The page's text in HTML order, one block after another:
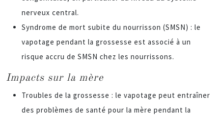
nerveux central.
Syndrome de mort subite du nourrisson (SMSN) : le
vapotage pendant la grossesse est associé à un
risque accru de SMSN chez les nourrissons.
Impacts sur la mère
Troubles de la grossesse : le vapotage peut entraîner
des problèmes de santé pour la mère pendant la